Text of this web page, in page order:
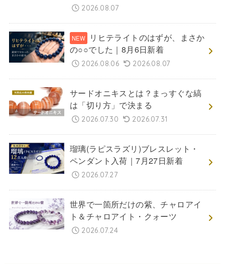
2026.08.07
リヒテライトのはずが、まさか
の○○でした｜8月6日新着
2026.08.06 2026.08.07
サードオニキスとは？まっすぐな縞
は「切り方」で決まる
2026.07.30 2026.07.31
瑠璃(ラピスラズリ)ブレスレット・
ペンダント入荷｜7月27日新着
2026.07.27
世界で一箇所だけの紫、チャロアイ
ト＆チャロアイト・クォーツ
2026.07.24